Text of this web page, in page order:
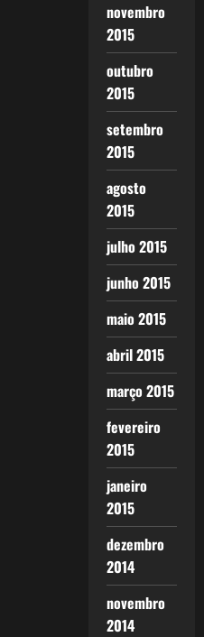
novembro
2015
outubro
2015
setembro
2015
agosto
2015
julho 2015
junho 2015
maio 2015
abril 2015
março 2015
fevereiro
2015
janeiro
2015
dezembro
2014
novembro
2014